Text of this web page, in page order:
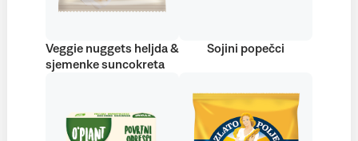
Veggie nuggets heljda &
sjemenke suncokreta
Sojini popečci